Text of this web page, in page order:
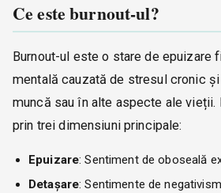
Ce este burnout-ul?
Burnout-ul este o stare de epuizare
mentală cauzată de stresul cronic
muncă sau în alte aspecte ale
prin trei dimensiuni principale:
Epuizare: Sentiment de oboseală
Detașare: Sentimente de